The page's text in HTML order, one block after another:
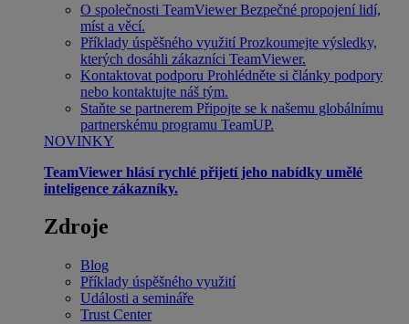
O společnosti TeamViewer Bezpečné propojení lidí,
míst a věcí.
Příklady úspěšného využití Prozkoumejte výsledky,
kterých dosáhli zákazníci TeamViewer.
Kontaktovat podporu Prohlédněte si články podpory
nebo kontaktujte náš tým.
Staňte se partnerem Připojte se k našemu globálnímu
partnerskému programu TeamUP.
NOVINKY
TeamViewer hlásí rychlé přijetí jeho nabídky umělé
inteligence zákazníky.
Zdroje
Blog
Příklady úspěšného využití
Události a semináře
Trust Center